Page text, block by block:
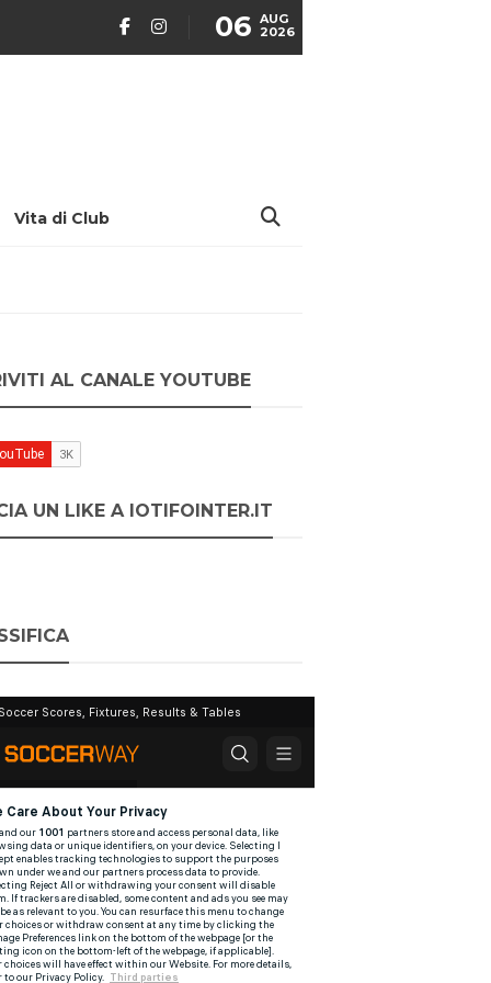
06 AUG
2026
Vita di Club
AL CANALE YOUTUBE
UN LIKE A IOTIFOINTER.IT